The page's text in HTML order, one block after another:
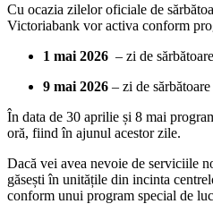
Cu ocazia zilelor oficiale de
Victoriabank vor activa conform
1 mai 2026 – zi de
9 mai 2026 – zi de
În data de 30 aprilie și 8 mai
oră, fiind în ajunul acestor zile.
Dacă vei avea nevoie de serviciile
găsești în unitățile din incinta
conform unui program special de